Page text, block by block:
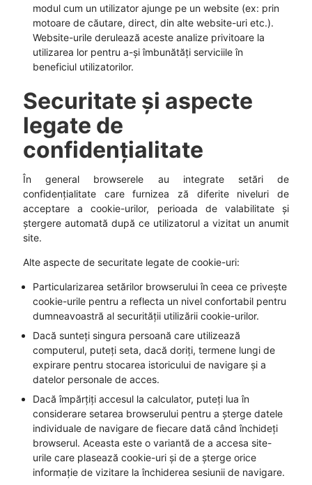
modul cum un utilizator ajunge pe un website (ex: prin
motoare de căutare, direct, din alte website-uri etc.).
Website-urile derulează aceste analize privitoare la
utilizarea lor pentru a-și îmbunătăți serviciile în
beneficiul utilizatorilor.
Securitate și aspecte
legate de
confidențialitate
În general browserele au integrate setări de
confidențialitate care furnizea ză diferite niveluri de
acceptare a cookie-urilor, perioada de valabilitate și
ștergere automată după ce utilizatorul a vizitat un anumit
site.
Alte aspecte de securitate legate de cookie-uri:
Particularizarea setărilor browserului în ceea ce privește
cookie-urile pentru a reflecta un nivel confortabil pentru
dumneavoastră al securității utilizării cookie-urilor.
Dacă sunteți singura persoană care utilizează
computerul, puteți seta, dacă doriți, termene lungi de
expirare pentru stocarea istoricului de navigare și a
datelor personale de acces.
Dacă împărțiți accesul la calculator, puteți lua în
considerare setarea browserului pentru a șterge datele
individuale de navigare de fiecare dată când închideți
browserul. Aceasta este o variantă de a accesa site-
urile care plasează cookie-uri și de a șterge orice
informație de vizitare la închiderea sesiunii de navigare.